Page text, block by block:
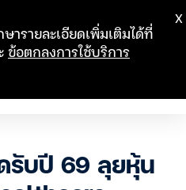
รับปี 69 ลุยหุ้น
ารายละเอียดเพิ่มเติมได้ที่
ข้อตกลงการใช้บริการ
X